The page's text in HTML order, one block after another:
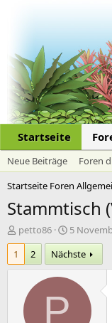
Startseite
Neue Beiträge
Foren
Startseite Foren
Stammtisch
E
r
t
petto86
E
r
s
t
e
5
1
2 Nächste
P